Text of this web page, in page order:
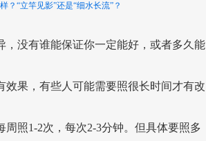
？“立竿见影”还是“细水长流”？
，没有谁能保证你一定能好，或者多久能
效果，有些人可能需要照很长时间才有改
照1-2次，每次2-3分钟。但具体要照多